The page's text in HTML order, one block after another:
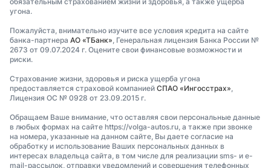
угона.
Пожалуйста, внимательно изучите все условия кредита на сайте
банка-партнера АО «ТБанк» , Генеральная лицензия Банка России №
2673 от 09.07.2024 г. Оцените свои финансовые возможности и
риски.
Страхование жизни, здоровья и риска ущерба угона
предоставляется страховой компанией СПАО «Ингосстрах»
Лицензия ОС № 0928 от 23.09.2015 г.
Обращаем Ваше внимание, что оставляя свои персональные данные
в любых формах на сайте https://volga-autos.ru, а также при звонке
на номера, указанные на данном сайте, Вы даете согласие на
обработку и использование Ваших персональных данных в
интересах владельца сайта, в том числе для реализации sms- и e-
mail-рассылок, отправки уведомлений и совершения телефонных